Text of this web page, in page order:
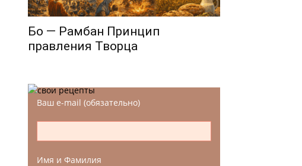
Бо — Рамбан Принцип
правления Творца
Ваш e-mail (обязательно)
Имя и Фамилия